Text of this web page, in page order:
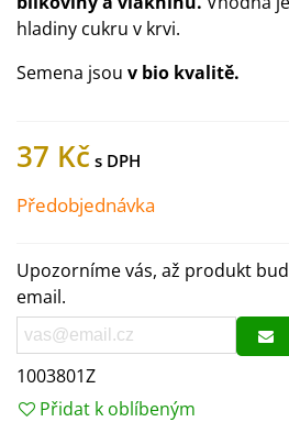
hladiny cukru v krvi.
Semena jsou v bio kvalitě.
37 Kč
Předobjednávka
Upozorníme vás, až produkt
email.
1003801Z
Přidat k oblíbeným